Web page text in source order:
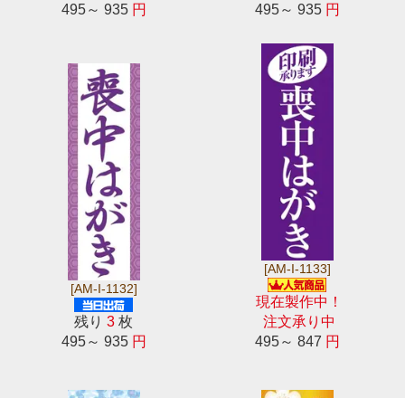
495～ 935 円
495～ 935 円
[AM-I-1132]
残り3 枚
495～ 935 円
[AM-I-1133]
現在製作中！
注文承り中
495～ 847 円